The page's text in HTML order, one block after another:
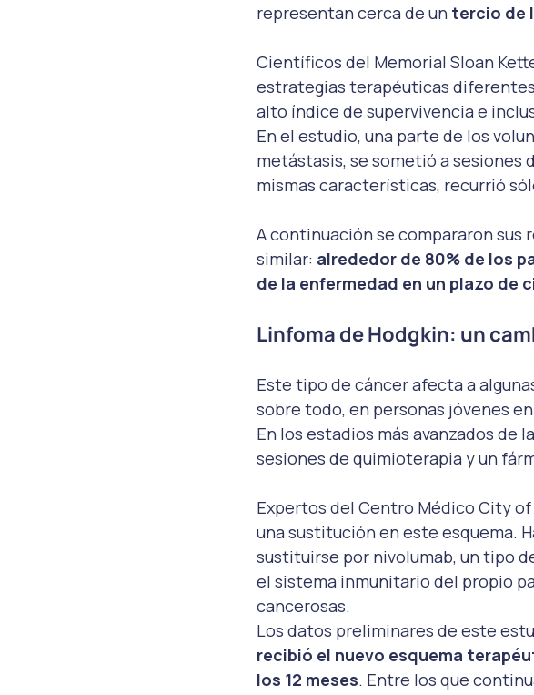
representan cerca de un tercio de
Científicos del Memorial Sloan
estrategias terapéuticas
alto índice de supervivencia e
En el estudio, una parte de los
metástasis, se sometió a sesiones
mismas características, recurrió
A continuación se compararon
similar: alrededor de 80% de los
de la enfermedad en un plazo de
Linfoma de Hodgkin: un
Este tipo de cáncer afecta a
sobre todo, en personas jóvenes
En los estadios más avanzados
sesiones de quimioterapia y un
Expertos del Centro Médico City
una sustitución en este esquema.
sustituirse por nivolumab, un tipo
el sistema inmunitario del propio
cancerosas.
Los datos preliminares de este
recibió el nuevo esquema
los 12 meses. Entre los que